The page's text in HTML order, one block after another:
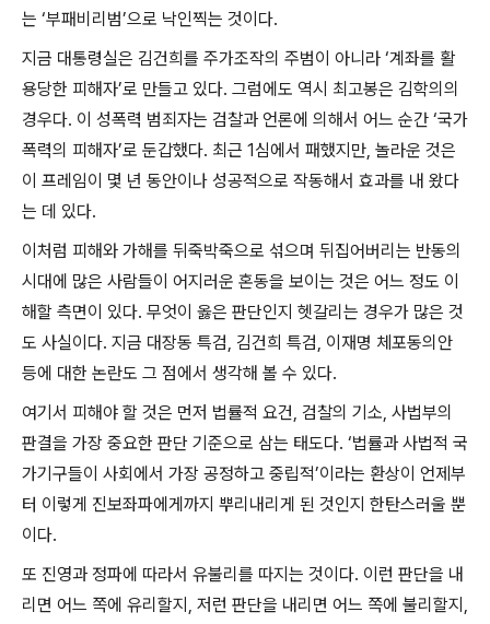
는 ‘부패비리범’으로 낙인찍는 것이다.
지금 대통령실은 김건희를 주가조작의 주범이 아니라 ‘계좌를 활
용당한 피해자’로 만들고 있다. 그럼에도 역시 최고봉은 김학의의
경우다. 이 성폭력 범죄자는 검찰과 언론에 의해서 어느 순간 ‘국가
폭력의 피해자’로 둔갑했다. 최근 1심에서 패했지만, 놀라운 것은
이 프레임이 몇 년 동안이나 성공적으로 작동해서 효과를 내 왔다
는 데 있다.
이처럼 피해와 가해를 뒤죽박죽으로 섞으며 뒤집어버리는 반동의
시대에 많은 사람들이 어지러운 혼동을 보이는 것은 어느 정도 이
해할 측면이 있다. 무엇이 옳은 판단인지 헷갈리는 경우가 많은 것
도 사실이다. 지금 대장동 특검, 김건희 특검, 이재명 체포동의안
등에 대한 논란도 그 점에서 생각해 볼 수 있다.
여기서 피해야 할 것은 먼저 법률적 요건, 검찰의 기소, 사법부의
판결을 가장 중요한 판단 기준으로 삼는 태도다. ‘법률과 사법적 국
가기구들이 사회에서 가장 공정하고 중립적’이라는 환상이 언제부
터 이렇게 진보좌파에게까지 뿌리내리게 된 것인지 한탄스러울 뿐
이다.
또 진영과 정파에 따라서 유불리를 따지는 것이다. 이런 판단을 내
리면 어느 쪽에 유리할지 , 저런 판단을 내리면 어느 쪽에 불리할지 ,